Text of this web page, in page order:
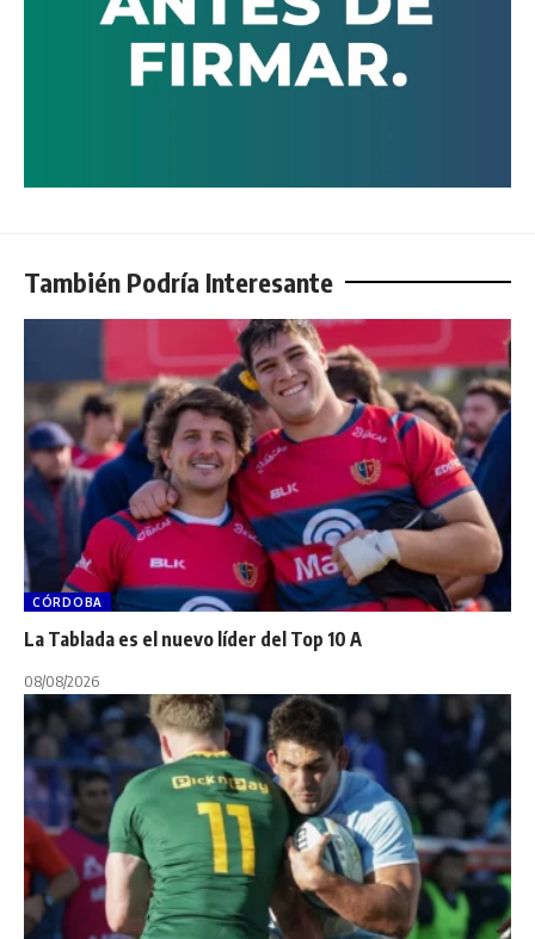
También Podría Interesante
CÓRDOBA
La Tablada es el nuevo líder del Top 10 A
08/08/2026